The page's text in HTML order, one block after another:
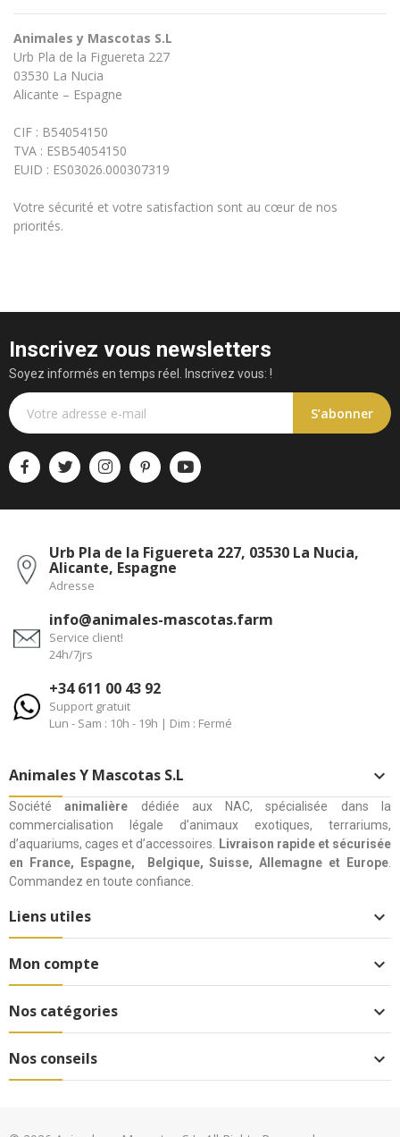
Animales y Mascotas S.L
Urb Pla de la Figuereta 227
03530 La Nucia
Alicante – Espagne
CIF : B54054150
TVA : ESB54054150
EUID : ES03026.000307319
Votre sécurité et votre satisfaction sont au cœur de nos
priorités.
Inscrivez vous newsletters
Soyez informés en temps réel. Inscrivez vous: !
S’abonner
Urb Pla de la Figuereta 227, 03530 La Nucia,
Alicante, Espagne
Adresse
info@animales-mascotas.farm
Service client!
24h/7jrs
+34 611 00 43 92
Support gratuit
Lun - Sam : 10h - 19h | Dim : Fermé
Animales Y Mascotas S.L 
Sociétéanimalière dédiée aux NAC, spécialisée dans la
commercialisation légale d’animaux exotiques, terrariums,
d’aquariums, cages et d’accessoires. Livraison rapide et sécurisée
en France, Espagne, Belgique, Suisse, Allemagne et Europe.
Commandez en toute confiance.
Liens utiles 
Mon compte 
Nos catégories 
Nos conseils 